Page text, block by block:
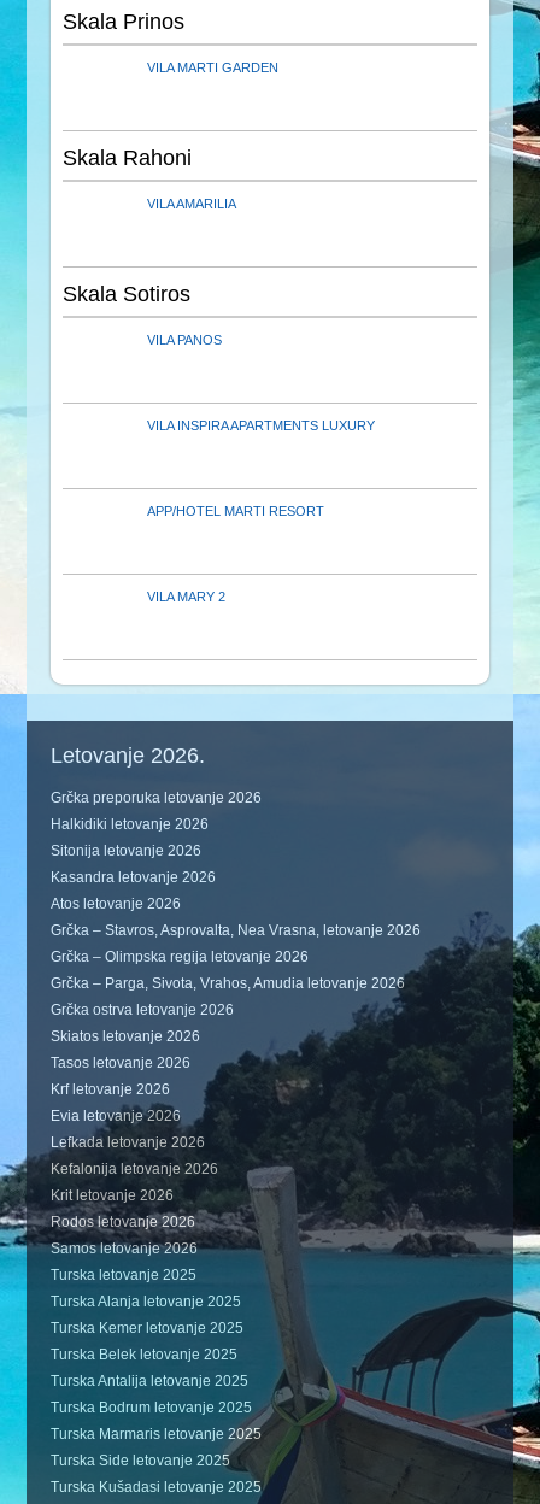
Skala Prinos
VILA MARTI GARDEN
Skala Rahoni
VILA AMARILIA
Skala Sotiros
VILA PANOS
VILA INSPIRA APARTMENTS LUXURY
APP/HOTEL MARTI RESORT
VILA MARY 2
Letovanje 2026.
Grčka preporuka letovanje 2026
Halkidiki letovanje 2026
Sitonija letovanje 2026
Kasandra letovanje 2026
Atos letovanje 2026
Grčka – Stavros, Asprovalta, Nea Vrasna, letovanje 2026
Grčka – Olimpska regija letovanje 2026
Grčka – Parga, Sivota, Vrahos, Amudia letovanje 2026
Grčka ostrva letovanje 2026
Skiatos letovanje 2026
Tasos letovanje 2026
Krf letovanje 2026
Evia letovanje 2026
Lefkada letovanje 2026
Kefalonija letovanje 2026
Krit letovanje 2026
Rodos letovanje 2026
Samos letovanje 2026
Turska letovanje 2025
Turska Alanja letovanje 2025
Turska Kemer letovanje 2025
Turska Belek letovanje 2025
Turska Antalija letovanje 2025
Turska Bodrum letovanje 2025
Turska Marmaris letovanje 2025
Turska Side letovanje 2025
Turska Kušadasi letovanje 2025